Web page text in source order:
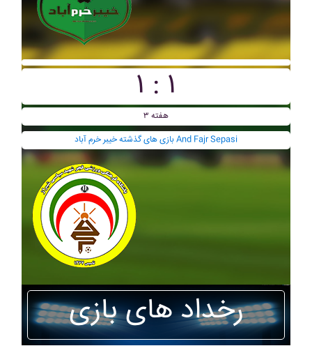
۱ : ۱
هفته ۳
بازی های گذشته خيبر خرم آباد And Fajr Sepasi
رخداد های بازی